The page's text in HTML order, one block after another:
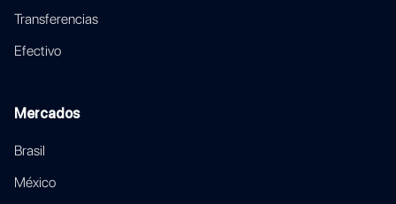
Transferencias
Efectivo
Mercados
Brasil
México